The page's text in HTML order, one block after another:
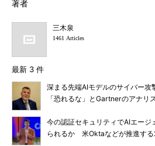
著者
三木泉
1461 Articles
最新 3 件
深まる先端AIモデルのサイバー
「恐れるな」とGartnerのアナリ
今の認証セキュリティでAIエージ
られるか 米Oktaなどが推進する